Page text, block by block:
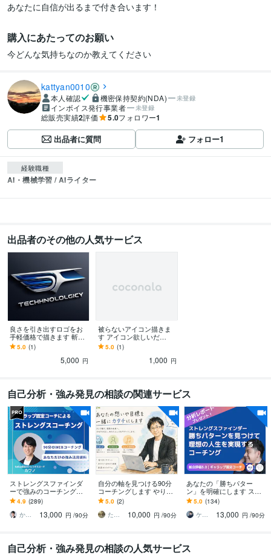
購入にあたってのお願い
今どんな気持ちなのか教えてください
kattyan0010
本人確認 機密保持契約(NDA) 未登録
インボイス発行事業者 未登録
総販売実績2評価 5.0フォロワー1
出品者に質問 フォロー1
経験職種
AI・機械学習 / AIライター
出品者のその他の人気サービス
良さを引き出すロゴをお
手軽価格で描きます 斬新
でかっこいいロゴを求め
ている方向け！
5.0 (1)
5,000 円
被らないアイコン描きま
す アイコン欲しいだ
ろ〜！！描くぜ！
5.0 (1)
1,000 円
自己分析・強み発見の相談の関連サービス
ストレングスファインダ
ーで強みのコーチングを
します Gallup認定ストレ
ングスコーチによるオン
ラインコーチング
4.9 (289)
かわの ギャラップ認定ストレングスコーチ
13,000 円 /90分
自分の軸を見つける90分
コーチングします やりた
いことが見えない方へ。
内側の声を一緒に整理し
ます。
5.0 (2)
たいき ♪
10,000 円 /90分
あなたの「勝ちパター
ン」を明確にします スト
レングスファインダーを
活かしてキャリアアップ
を目指す
5.0 (134)
ケンジー：ストレングスコーチ
13,000 円 /90分
自己分析・強み発見の相談の人気サービス